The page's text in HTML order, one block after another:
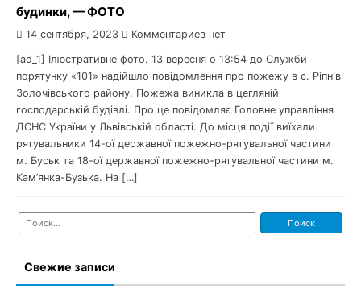
будинки, — ФОТО
14 сентября, 2023 Комментариев нет
[ad_1] Ілюстративне фото. 13 вересня о 13:54 до Служби
порятунку «101» надійшло повідомлення про пожежу в с. Ріпнів
Золочівського району. Пожежа виникла в цегляній
господарській будівлі. Про це повідомляє Головне управління
ДСНС України у Львівській області. До місця події виїхали
рятувальники 14-ої державної пожежно-рятувальної частини
м. Буськ та 18-ої державної пожежно-рятувальної частини м.
Кам’янка-Бузька. На […]
Найти:
Свежие записи